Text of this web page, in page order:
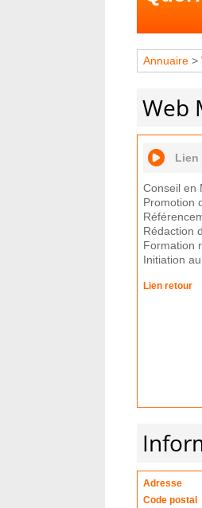
Annuaire >
Web
Lien
Conseil en
Promotion
Rédaction
Formation
Initiation
Lien retour
Adresse
Code postal